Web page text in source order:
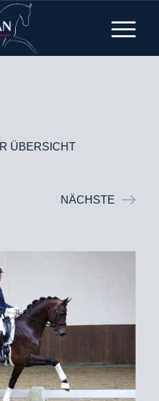
ÜBERSICHT
NÄCHSTE